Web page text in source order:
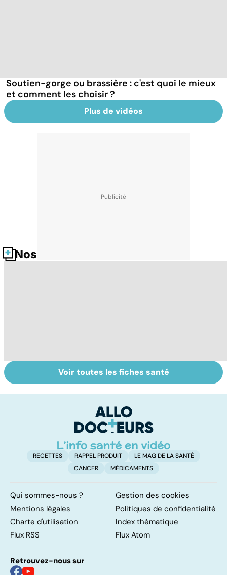
Soutien-gorge ou brassière : c'est quoi le mieux
et comment les choisir ?
Plus de vidéos
Nos fiches santé
Narcolepsie : des
crises de
Maladie de
Huntington : une
neurologique
incurable
Voir toutes les fiches santé
RECETTES RAPPEL PRODUIT
LE MAG DE LA SANTÉ
CANCER
MÉDICAMENTS
Qui sommes-nous ?
Gestion des cookies
Mentions légales
Politiques de confidentialité
Charte d'utilisation
Index thématique
Flux RSS
Flux Atom
Retrouvez-nous sur